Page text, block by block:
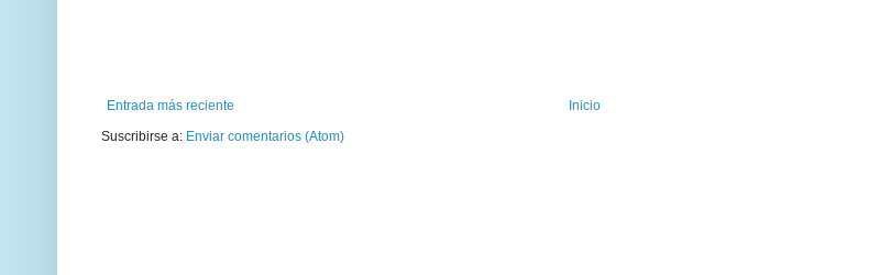
Entrada más reciente
Inicio
Suscribirse a: Enviar comentarios (Atom)